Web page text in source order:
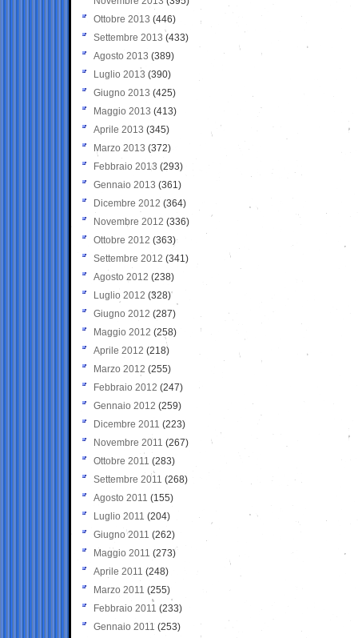
Ottobre 2013 (446)
Settembre 2013 (433)
Agosto 2013 (389)
Luglio 2013 (390)
Giugno 2013 (425)
Maggio 2013 (413)
Aprile 2013 (345)
Marzo 2013 (372)
Febbraio 2013 (293)
Gennaio 2013 (361)
Dicembre 2012 (364)
Novembre 2012 (336)
Ottobre 2012 (363)
Settembre 2012 (341)
Agosto 2012 (238)
Luglio 2012 (328)
Giugno 2012 (287)
Maggio 2012 (258)
Aprile 2012 (218)
Marzo 2012 (255)
Febbraio 2012 (247)
Gennaio 2012 (259)
Dicembre 2011 (223)
Novembre 2011 (267)
Ottobre 2011 (283)
Settembre 2011 (268)
Agosto 2011 (155)
Luglio 2011 (204)
Giugno 2011 (262)
Maggio 2011 (273)
Aprile 2011 (248)
Marzo 2011 (255)
Febbraio 2011 (233)
Gennaio 2011 (253)